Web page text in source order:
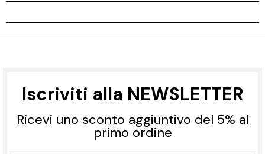
Iscriviti alla NEWSLETTER
Ricevi uno sconto aggiuntivo del 5% al
primo ordine